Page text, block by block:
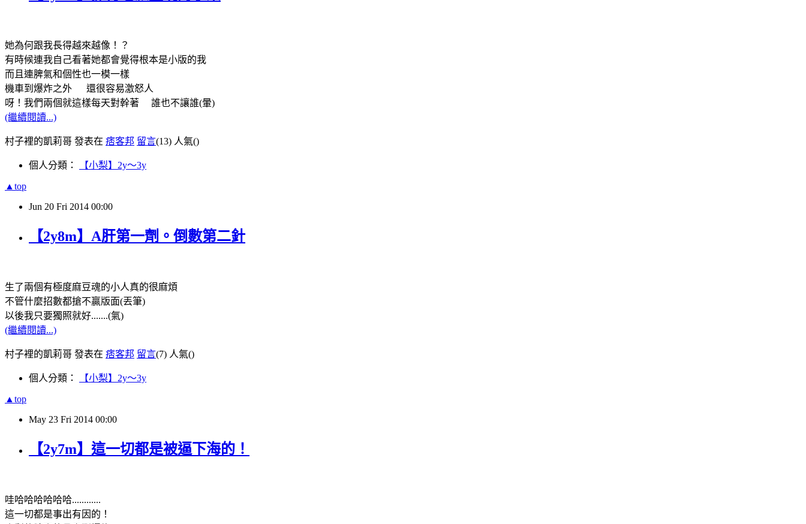
她為何跟我長得越來越像！？
有時候連我自己看著她都會覺得根本是小版的我
而且連脾氣和個性也一模一樣
機車到爆炸之外 還很容易激怒人
呀！我們兩個就這樣每天對幹著 誰也不讓誰(暈)
(繼續閱讀...)
村子裡的凱莉哥 發表在 痞客邦 留言(13) 人氣()
個人分類： 【小梨】2y～3y
▲top
Jun 20 Fri 2014 00:00
【2y8m】A肝第一劑。倒數第二針
生了兩個有極度麻豆魂的小人真的很麻煩
不管什麼招數都搶不贏版面(丟筆)
以後我只要獨照就好.......(氣)
(繼續閱讀...)
村子裡的凱莉哥 發表在 痞客邦 留言(7) 人氣()
個人分類： 【小梨】2y～3y
▲top
May 23 Fri 2014 00:00
【2y7m】這一切都是被逼下海的！
哇哈哈哈哈哈哈............
這一切都是事出有因的！